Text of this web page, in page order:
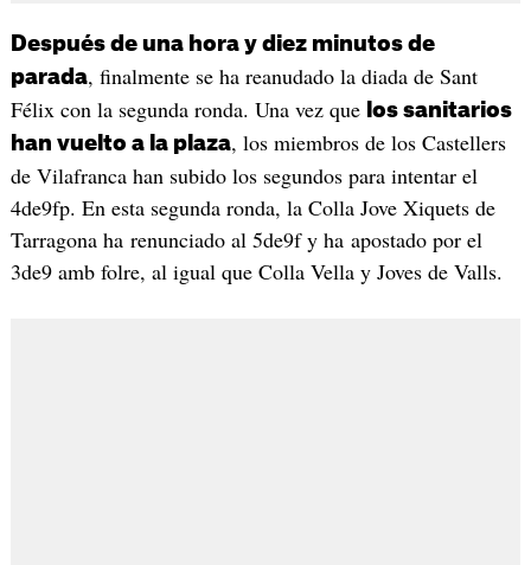
Después de una hora y diez minutos de
parada, finalmente se ha reanudado la diada de Sant
Félix con la segunda ronda. Una vez que los sanitarios
han vuelto a la plaza, los miembros de los Castellers
de Vilafranca han subido los segundos para intentar el
4de9fp. En esta segunda ronda, la Colla Jove Xiquets de
Tarragona ha renunciado al 5de9f y ha apostado por el
3de9 amb folre, al igual que Colla Vella y Joves de Valls.